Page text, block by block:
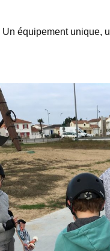
Un équipement unique,